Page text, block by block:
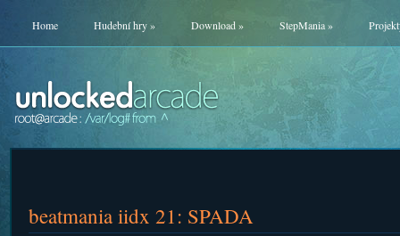
Home Hudební hry» Download» StepMania»
beatmania iidx 21: SPADA